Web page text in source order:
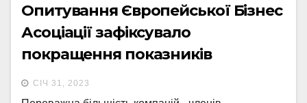
Опитування Європейської Бізнес
Асоціації зафіксувало
покращення показників
порівняно з жовтнем
СІЧ 31, 2023